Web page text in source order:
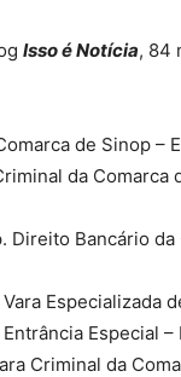
Isso é Notícia, 84
de Sinop –
da Comarca
Direito Bancário
Especializada
Especial
Criminal da